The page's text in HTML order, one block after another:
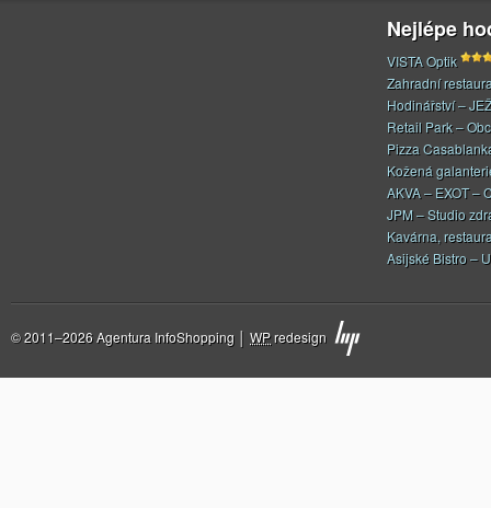
Nejlépe
VISTA Optik
Zahradní
Hodinářství – JEŽ
Retail Park –
Pizza
Kožená
AKVA – EXOT –
JPM – Studio
Kavárna,
Asijské Bistro –
© 2011–2026 Agentura InfoShopping │ WPredesign